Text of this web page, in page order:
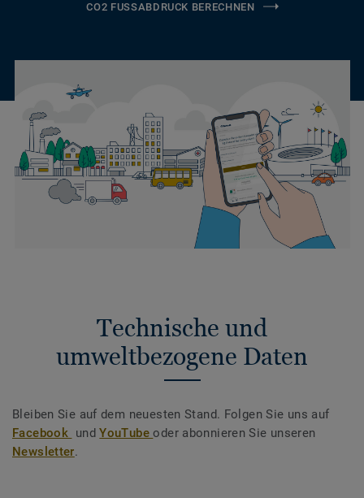
CO2 FUSSABDRUCK BERECHNEN
Technische und
umweltbezogene Daten
Bleiben Sie auf dem neuesten Stand. Folgen Sie uns auf
Facebook undYouTubeoder abonnieren Sie unseren
Newsletter.